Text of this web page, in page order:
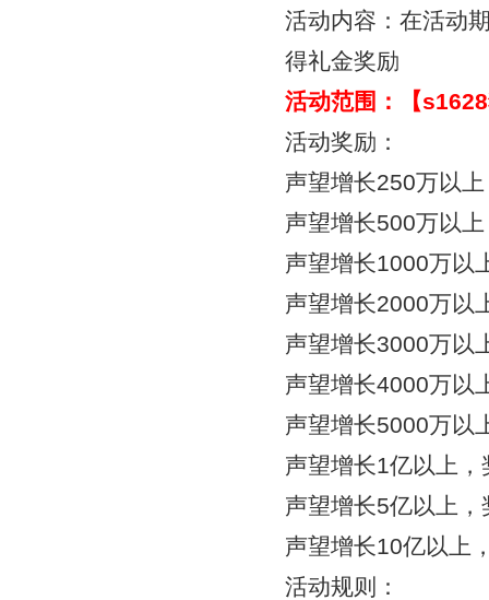
活动内容：在活动
得礼金奖励
活动范围：【
活动奖励：
声望增长250万以
声望增长500万以
声望增长1000万以
声望增长2000万以
声望增长3000万以
声望增长4000万以
声望增长5000万以
声望增长1亿以上
声望增长5亿以上
声望增长10亿以上
活动规则：